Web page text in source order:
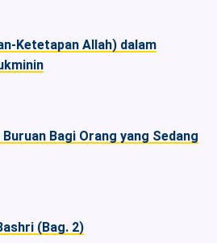
Ketetapan Allah) dalam
Bagi Orang yang Sedang
(Bag. 2)